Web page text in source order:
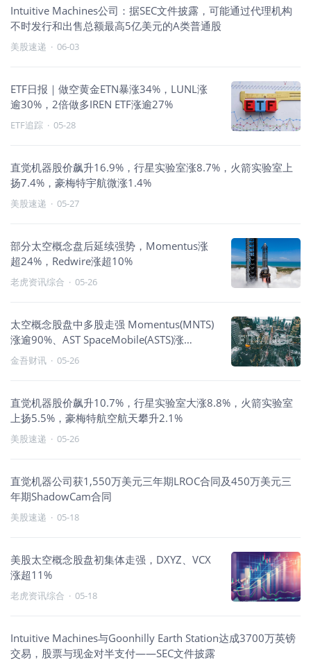
Intuitive Machines公司：据SEC文件披露，可能通过代理机构
不时发行和出售总额最高5亿美元的A类普通股
美股速递 · 06-03
ETF日报｜做空黄金ETN暴涨34%，LUNL涨
逾30%，2倍做多IREN ETF涨逾27%
ETF追踪 · 05-28
直觉机器股价飙升16.9%，行星实验室涨8.7%，火箭实验室上
扬7.4%，豪梅特宇航微涨1.4%
美股速递 · 05-27
部分太空概念盘后延续强势，Momentus涨
超24%，Redwire涨超10%
老虎资讯综合 · 05-26
太空概念股盘中多股走强 Momentus(MNTS)
涨逾90%、AST SpaceMobile(ASTS)涨
16.05%
金吾财讯 · 05-26
直觉机器股价飙升10.7%，行星实验室大涨8.8%，火箭实验室
上扬5.5%，豪梅特航空航天攀升2.1%
美股速递 · 05-26
直觉机器公司获1,550万美元三年期LROC合同及450万美元三
年期ShadowCam合同
美股速递 · 05-18
美股太空概念股盘初集体走强，DXYZ、VCX
涨超11%
老虎资讯综合 · 05-18
Intuitive Machines与Goonhilly Earth Station达成3700万英镑
交易，股票与现金对半支付——SEC文件披露